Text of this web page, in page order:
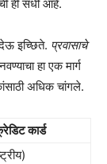
ही संधी आहे.
इच्छिते. प्रवासाचे
हा एक मार्ग
अधिक चांगले.
कार्ड